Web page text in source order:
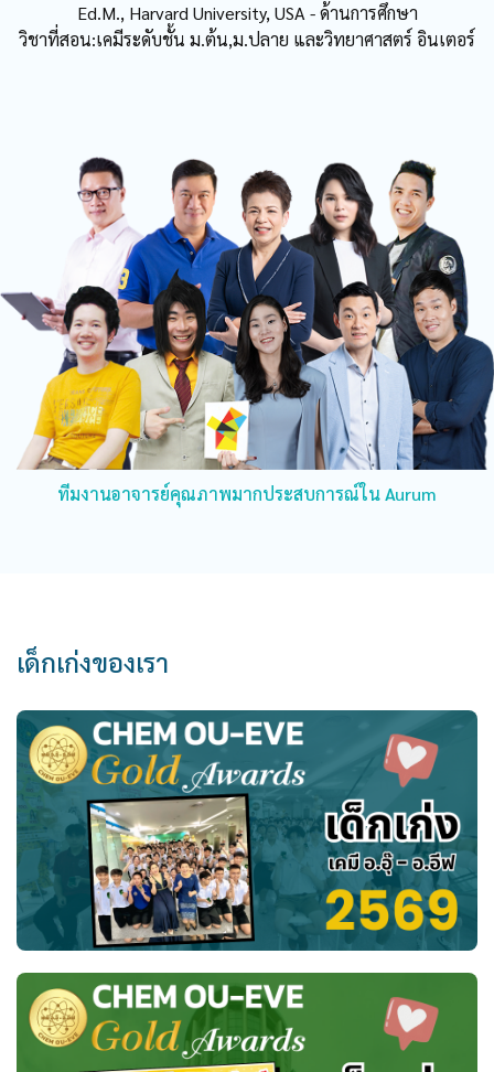
Ed.M., Harvard University, USA - ด้านการศึกษา
วิชาที่สอน:เคมีระดับชั้น ม.ต้น,ม.ปลาย และวิทยาศาสตร์ อินเตอร์
ทีมงานอาจารย์คุณภาพมากประสบการณ์ใน Aurum
เด็กเก่งของเรา